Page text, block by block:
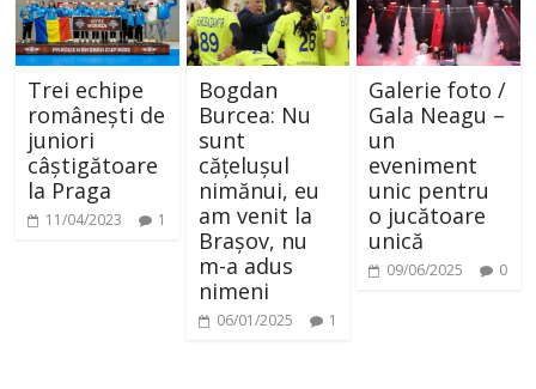
Trei echipe
românești de
juniori
câștigătoare
la Praga
11/04/2023 1
Bogdan
Burcea: Nu
sunt
cățelușul
nimănui, eu
am venit la
Brașov, nu
m-a adus
nimeni
06/01/2025 1
Galerie foto /
Gala Neagu –
un
eveniment
unic pentru
o jucătoare
unică
09/06/2025 0